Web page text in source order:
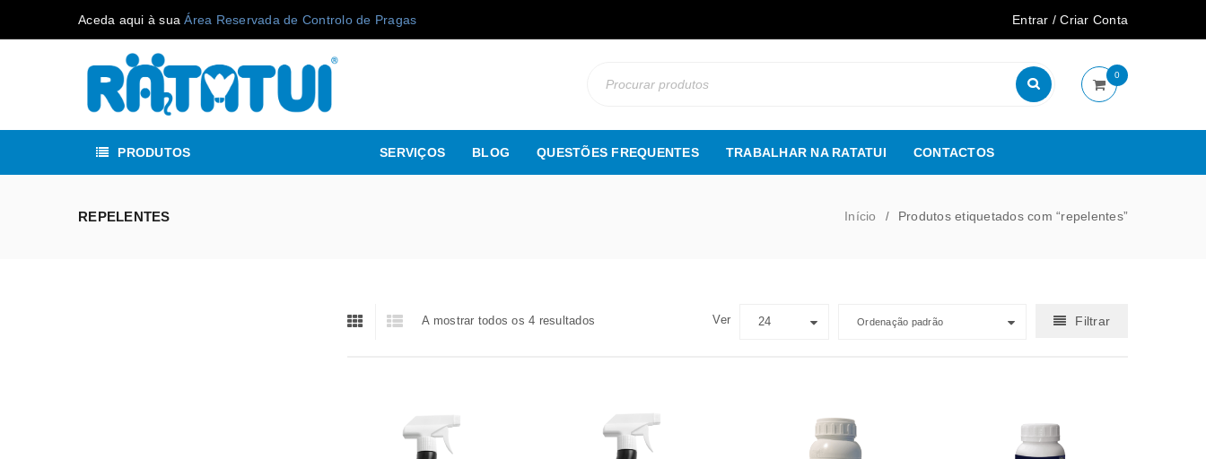
Endereço de email
Aceda aqui à suaÁrea Reservada de Controlo de Pragas Entrar /Criar Conta
0
PRODUTOS SERVIÇOS BLOG QUESTÕES FREQUENTES TRABALHAR NA RATATUI CONTACTOS
REPELENTES Início / Produtos etiquetados com “repelentes”
A mostrar todos os 4 resultados Filtrar
Ordenação padrão
Ver 24